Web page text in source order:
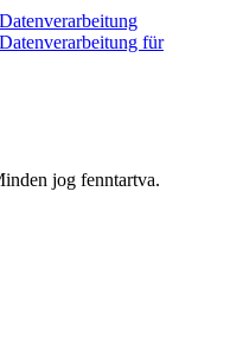
für
jog fenntartva.